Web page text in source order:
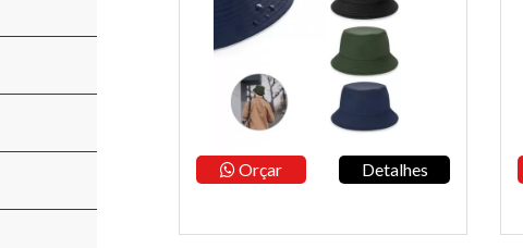
Orçar Detalhes